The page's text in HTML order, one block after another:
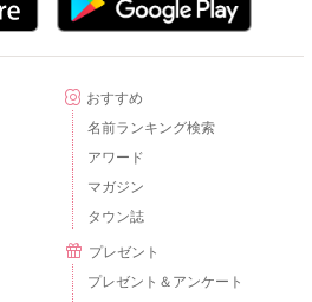
おすすめ
名前ランキング検索
アワード
マガジン
タウン誌
プレゼント
プレゼント＆アンケート